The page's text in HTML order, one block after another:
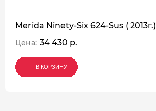
Merida Ninety-Six 624-Sus ( 2013г.)
Цена: 34 430 р.
В КОРЗИНУ
В КОРЗИНУ
В КОРЗИНУ